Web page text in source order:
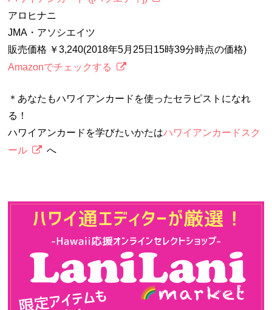
アロヒナニ
JMA・アソシエイツ
販売価格 ￥3,240(2018年5月25日15時39分時点の価格)
Amazonでチェックする
＊あなたもハワイアンカードを使ったセラピストになれ
る！
ハワイアンカードを学びたいかたはハワイアンカードスク
ール
へ